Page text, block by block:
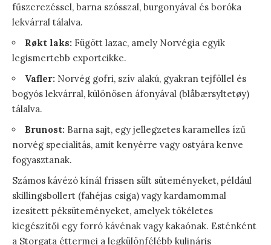
fűszerezéssel, barna szósszal, burgonyával és boróka
lekvárral tálalva.
Røkt laks: Fügött lazac, amely Norvégia egyik
legismertebb exportcikke.
Vafler: Norvég gofri, szív alakú, gyakran tejföllel és
bogyós lekvárral, különösen áfonyával (blåbærsyltetøy)
tálalva.
Brunost: Barna sajt, egy jellegzetes karamelles ízű
norvég specialitás, amit kenyérre vagy ostyára kenve
fogyasztanak.
Számos kávézó kínál frissen sült süteményeket, például
skillingsbollert (fahéjas csiga) vagy kardamommal
ízesített péksüteményeket, amelyek tökéletes
kiegészítői egy forró kávénak vagy kakaónak. Esténként
a Storgata éttermei a legkülönfélébb kulináris